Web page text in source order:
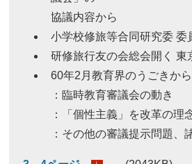
協議内容から
小学校修旅等合同研究委 委
研修旅行友の会総会開く 東
60年2月教育界のうごきから
：臨時教育審議会の動き
：「個性主義」を改革の理
：その他の審議提示問題、